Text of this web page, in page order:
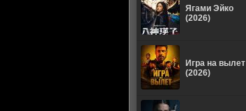
Ягами Эйко
(2026)
Игра на вылет
(2026)